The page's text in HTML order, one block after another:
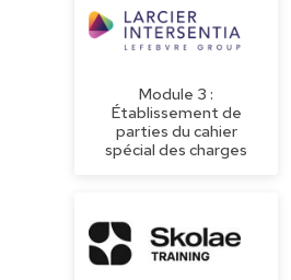
Module 3 :
Établissement de
parties du cahier
spécial des charges